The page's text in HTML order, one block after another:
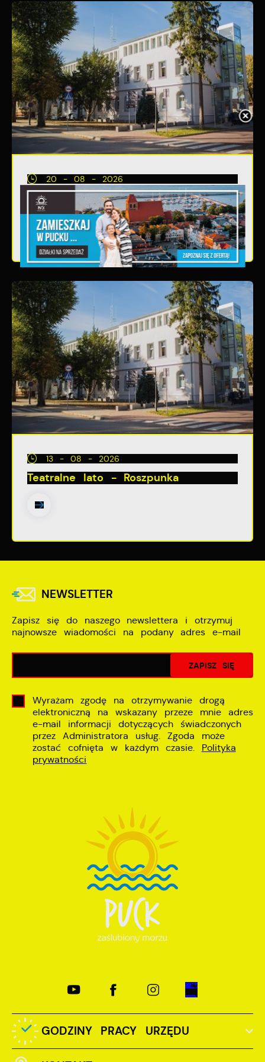
20 - 08 - 2026
Teatralne lato - Zdrowo i kolorowo
13 - 08 - 2026
Teatralne lato - Roszpunka
NEWSLETTER
Zapisz się do naszego newslettera i otrzymuj
najnowsze wiadomości na podany adres e-mail
Wyrażam zgodę na otrzymywanie drogą
elektroniczną na wskazany przeze mnie adres
e-mail informacji dotyczących świadczonych
przez Administratora usług. Zgoda może
zostać cofnięta w każdym czasie. Polityka
prywatności
GODZINY PRACY URZĘDU